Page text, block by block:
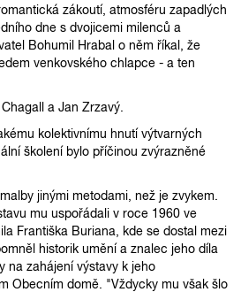
zákoutí, atmosféru zapadlých
dne s dvojicemi milenců a
Bohumil Hrabal o něm říkal, že
venkovského chlapce - a ten
a Jan Zrzavý.
kolektivnímu hnutí výtvarných
školení bylo příčinou zvýrazněné
jinými metodami, než je zvykem.
mu uspořádali v roce 1960 ve
Františka Buriana, kde se dostal mezi
historik umění a znalec jeho díla
na zahájení výstavy k jeho
Obecním domě. "Vždycky mu však šlo